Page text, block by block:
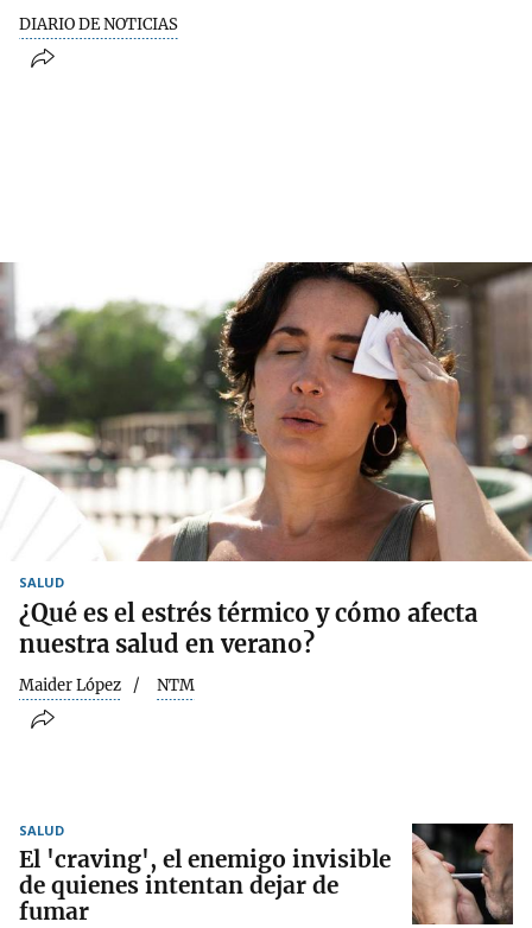
DIARIO DE NOTICIAS
SALUD
¿Qué es el estrés térmico y cómo afecta
nuestra salud en verano?
Maider López NTM
SALUD
El 'craving', el enemigo invisible
de quienes intentan dejar de
fumar